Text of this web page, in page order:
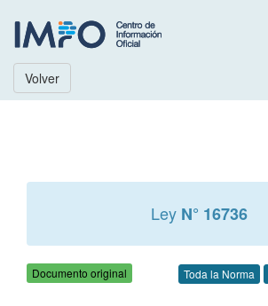
Volver
Ley N° 16736
Documento original Toda la Norma